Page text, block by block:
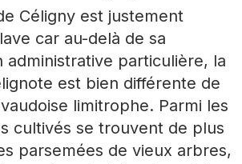
Céligny est justement
car au-delà de sa
administrative particulière, la
est bien différente de
limitrophe. Parmi les
cultivés se trouvent de plus
parsemées de vieux arbres,